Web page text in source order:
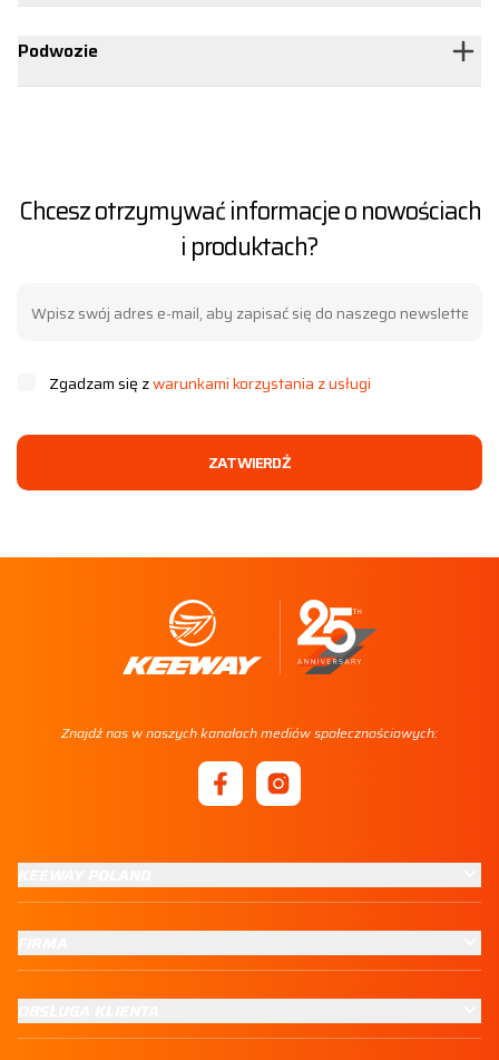
Podwozie
Chcesz otrzymywać informacje o nowościach
i produktach?
Zgadzam się zwarunkami korzystania z usługi
ZATWIERDŹ
Znajdź nas w naszych kanałach mediów społecznościowych: